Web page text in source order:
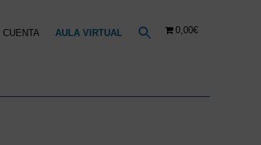
CUENTA AULA VIRTUAL 0,00€